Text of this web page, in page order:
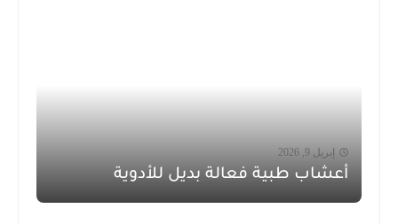
إبريل 9, 2026
أعشاب طبية فعالة بديل للأدوية